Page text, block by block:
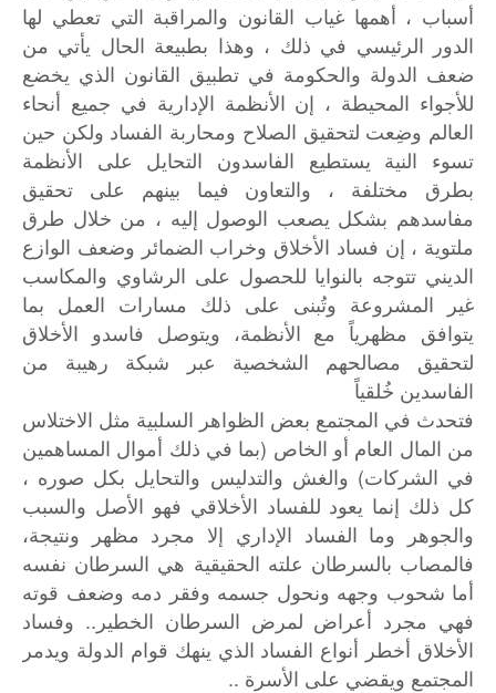
أسباب ، أهمها غياب القانون والمراقبة التي تعطي لها
الدور الرئيسي في ذلك ، وهذا بطبيعة الحال يأتي من
ضعف الدولة والحكومة في تطبيق القانون الذي يخضع
للأجواء المحيطة ، إن الأنظمة الإدارية في جميع أنحاء
العالم وضِعت لتحقيق الصلاح ومحاربة الفساد ولكن حين
تسوء النية يستطيع الفاسدون التحايل على الأنظمة
بطرق مختلفة ، والتعاون فيما بينهم على تحقيق
مفاسدهم بشكل يصعب الوصول إليه ، من خلال طرق
ملتوية ، إن فساد الأخلاق وخراب الضمائر وضعف الوازع
الديني تتوجه بالنوايا للحصول على الرشاوي والمكاسب
غير المشروعة وتُبنى على ذلك مسارات العمل بما
يتوافق مظهرياً مع الأنظمة، ويتوصل فاسدو الأخلاق
لتحقيق مصالحهم الشخصية عبر شبكة رهيبة من
الفاسدين خُلقياً
فتحدث في المجتمع بعض الظواهر السلبية مثل الاختلاس
من المال العام أو الخاص (بما في ذلك أموال المساهمين
في الشركات) والغش والتدليس والتحايل بكل صوره ،
كل ذلك إنما يعود للفساد الأخلاقي فهو الأصل والسبب
والجوهر وما الفساد الإداري إلا مجرد مظهر ونتيجة،
فالمصاب بالسرطان علته الحقيقية هي السرطان نفسه
أما شحوب وجهه ونحول جسمه وفقر دمه وضعف قوته
فهي مجرد أعراض لمرض السرطان الخطير.. وفساد
الأخلاق أخطر أنواع الفساد الذي ينهك قوام الدولة ويدمر
المجتمع ويقضي على الأسرة ..